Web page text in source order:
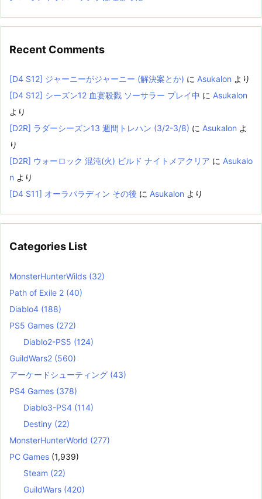
Recent Comments
[D4 S12] ジャーニーがジャーニー (解決案とか) に Asukalon より
[D4 S12] シーズン12 血宴殺戮 ソーサラー プレイ中 に Asukalon
より
[D2R] ラダーシーズン13 週間トレハン (3/2-3/8) に Asukalon よ
り
[D2R] ウォーロック 混沌(火) ビルド ナイトメアクリア に Asukalo
n より
[D4 S11] オーラパラディン その後 に Asukalon より
Categories List
MonsterHunterWilds (32)
Path of Exile 2 (40)
Diablo4 (188)
PS5 Games (272)
Diablo2-PS5 (124)
GuildWars2 (560)
アーケードシューティング (43)
PS4 Games (378)
Diablo3-PS4 (114)
Destiny (22)
MonsterHunterWorld (277)
PC Games (1,939)
Steam (22)
GuildWars (420)